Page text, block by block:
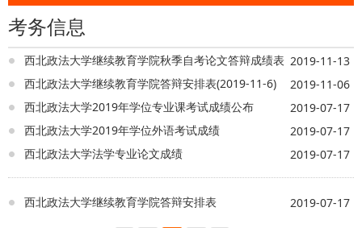
考务信息
西北政法大学继续教育学院秋季自考论文答辩成绩表 2019-11-13
西北政法大学继续教育学院答辩安排表(2019-11-6)
2019-11-06
西北政法大学2019年学位专业课考试成绩公布
2019-07-17
西北政法大学2019年学位外语考试成绩
2019-07-17
西北政法大学法学专业论文成绩
2019-07-17
西北政法大学继续教育学院答辩安排表 2019-07-17